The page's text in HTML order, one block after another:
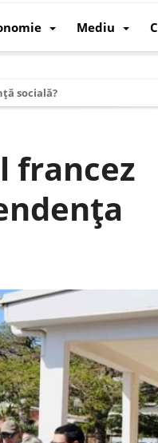
Mediu
socială?
și rivalul economic al SUA
România o simte, nu o
– O analiză structurală
francez